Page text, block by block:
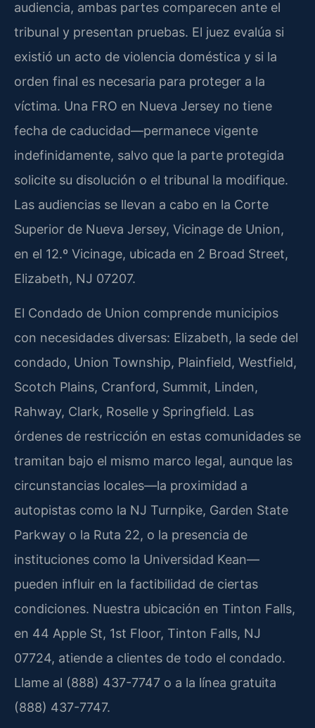
audiencia, ambas partes comparecen ante el
tribunal y presentan pruebas. El juez evalúa si
existió un acto de violencia doméstica y si la
orden final es necesaria para proteger a la
víctima. Una FRO en Nueva Jersey no tiene
fecha de caducidad—permanece vigente
indefinidamente, salvo que la parte protegida
solicite su disolución o el tribunal la modifique.
Las audiencias se llevan a cabo en la Corte
Superior de Nueva Jersey, Vicinage de Union,
en el 12.º Vicinage, ubicada en 2 Broad Street,
Elizabeth, NJ 07207.
El Condado de Union comprende municipios
con necesidades diversas: Elizabeth, la sede del
condado, Union Township, Plainfield, Westfield,
Scotch Plains, Cranford, Summit, Linden,
Rahway, Clark, Roselle y Springfield. Las
órdenes de restricción en estas comunidades se
tramitan bajo el mismo marco legal, aunque las
circunstancias locales—la proximidad a
autopistas como la NJ Turnpike, Garden State
Parkway o la Ruta 22, o la presencia de
instituciones como la Universidad Kean—
pueden influir en la factibilidad de ciertas
condiciones. Nuestra ubicación en Tinton Falls,
en 44 Apple St, 1st Floor, Tinton Falls, NJ
07724, atiende a clientes de todo el condado.
Llame al (888) 437-7747 o a la línea gratuita
(888) 437-7747.